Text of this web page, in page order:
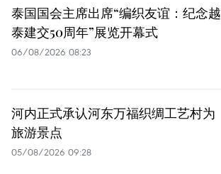
泰国国会主席出席“编织友谊：纪念越
泰建交50周年”展览开幕式
06/08/2026 08:23
河内正式承认河东万福织绸工艺村为
旅游景点
05/08/2026 09:28